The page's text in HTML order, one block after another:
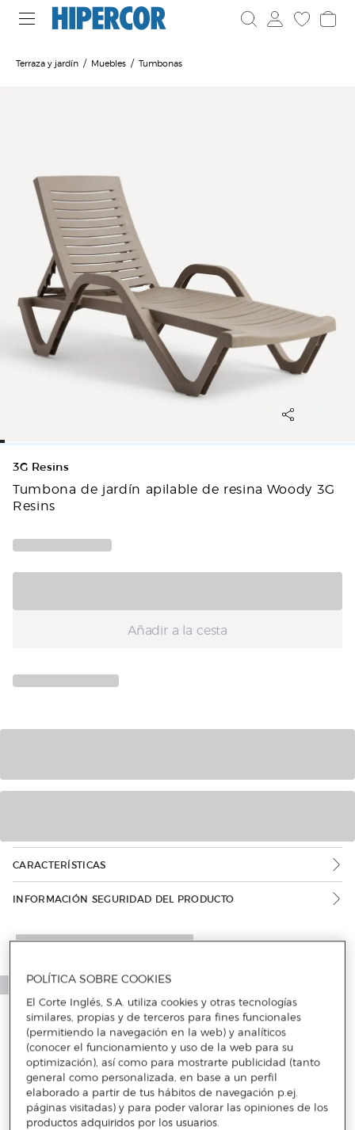
Terraza y jardín Muebles Tumbonas
3G Resins
Tumbona de jardín apilable de resina Woody 3G
Resins
Añadir a la cesta
CARACTERÍSTICAS
INFORMACIÓN SEGURIDAD DEL PRODUCTO
POLÍTICA SOBRE COOKIES
El Corte Inglés, S.A. utiliza cookies y otras tecnologías
similares, propias y de terceros para fines funcionales
(permitiendo la navegación en la web) y analíticos
(conocer el funcionamiento y uso de la web para su
optimización), así como para mostrarte publicidad (tanto
general como personalizada, en base a un perfil
elaborado a partir de tus hábitos de navegación p.ej.
páginas visitadas) y para poder valorar las opiniones de los
productos adquiridos por los usuarios.